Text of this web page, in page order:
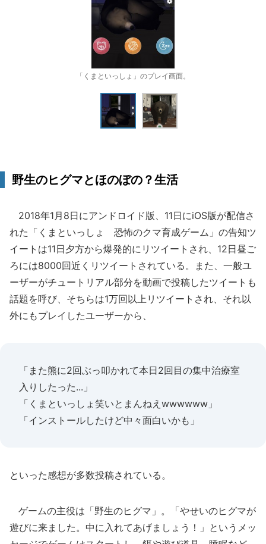
「くまといっしょ」のプレイ画面。
野生のヒグマとほのぼの？生活
2018年1月8日にアンドロイド版、11日にiOS版が配信さ
れた「くまといっしょ 恐怖のクマ育成ゲーム」の告知ツ
イートは11日夕方から爆発的にリツイートされ、12日昼ご
ろには8000回近くリツイートされている。また、一般ユ
ーザーがチュートリアル部分を動画で投稿したツイートも
話題を呼び、そちらは1万回以上リツイートされ、それ以
外にもプレイしたユーザーから、
「また熊に2回ぶっ叩かれて本日2回目の集中治療室
入りしたった...」
「くまといっしょ笑いとまんねえwwwwww」
「インストールしたけど中々面白いかも」
といった感想が多数投稿されている。
ゲームの主役は「野生のヒグマ」。「やせいのヒグマが
遊びに来ました。中に入れてあげましょう！」というメッ